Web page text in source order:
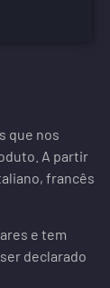
que nos
A partir
francês
e tem
declarado